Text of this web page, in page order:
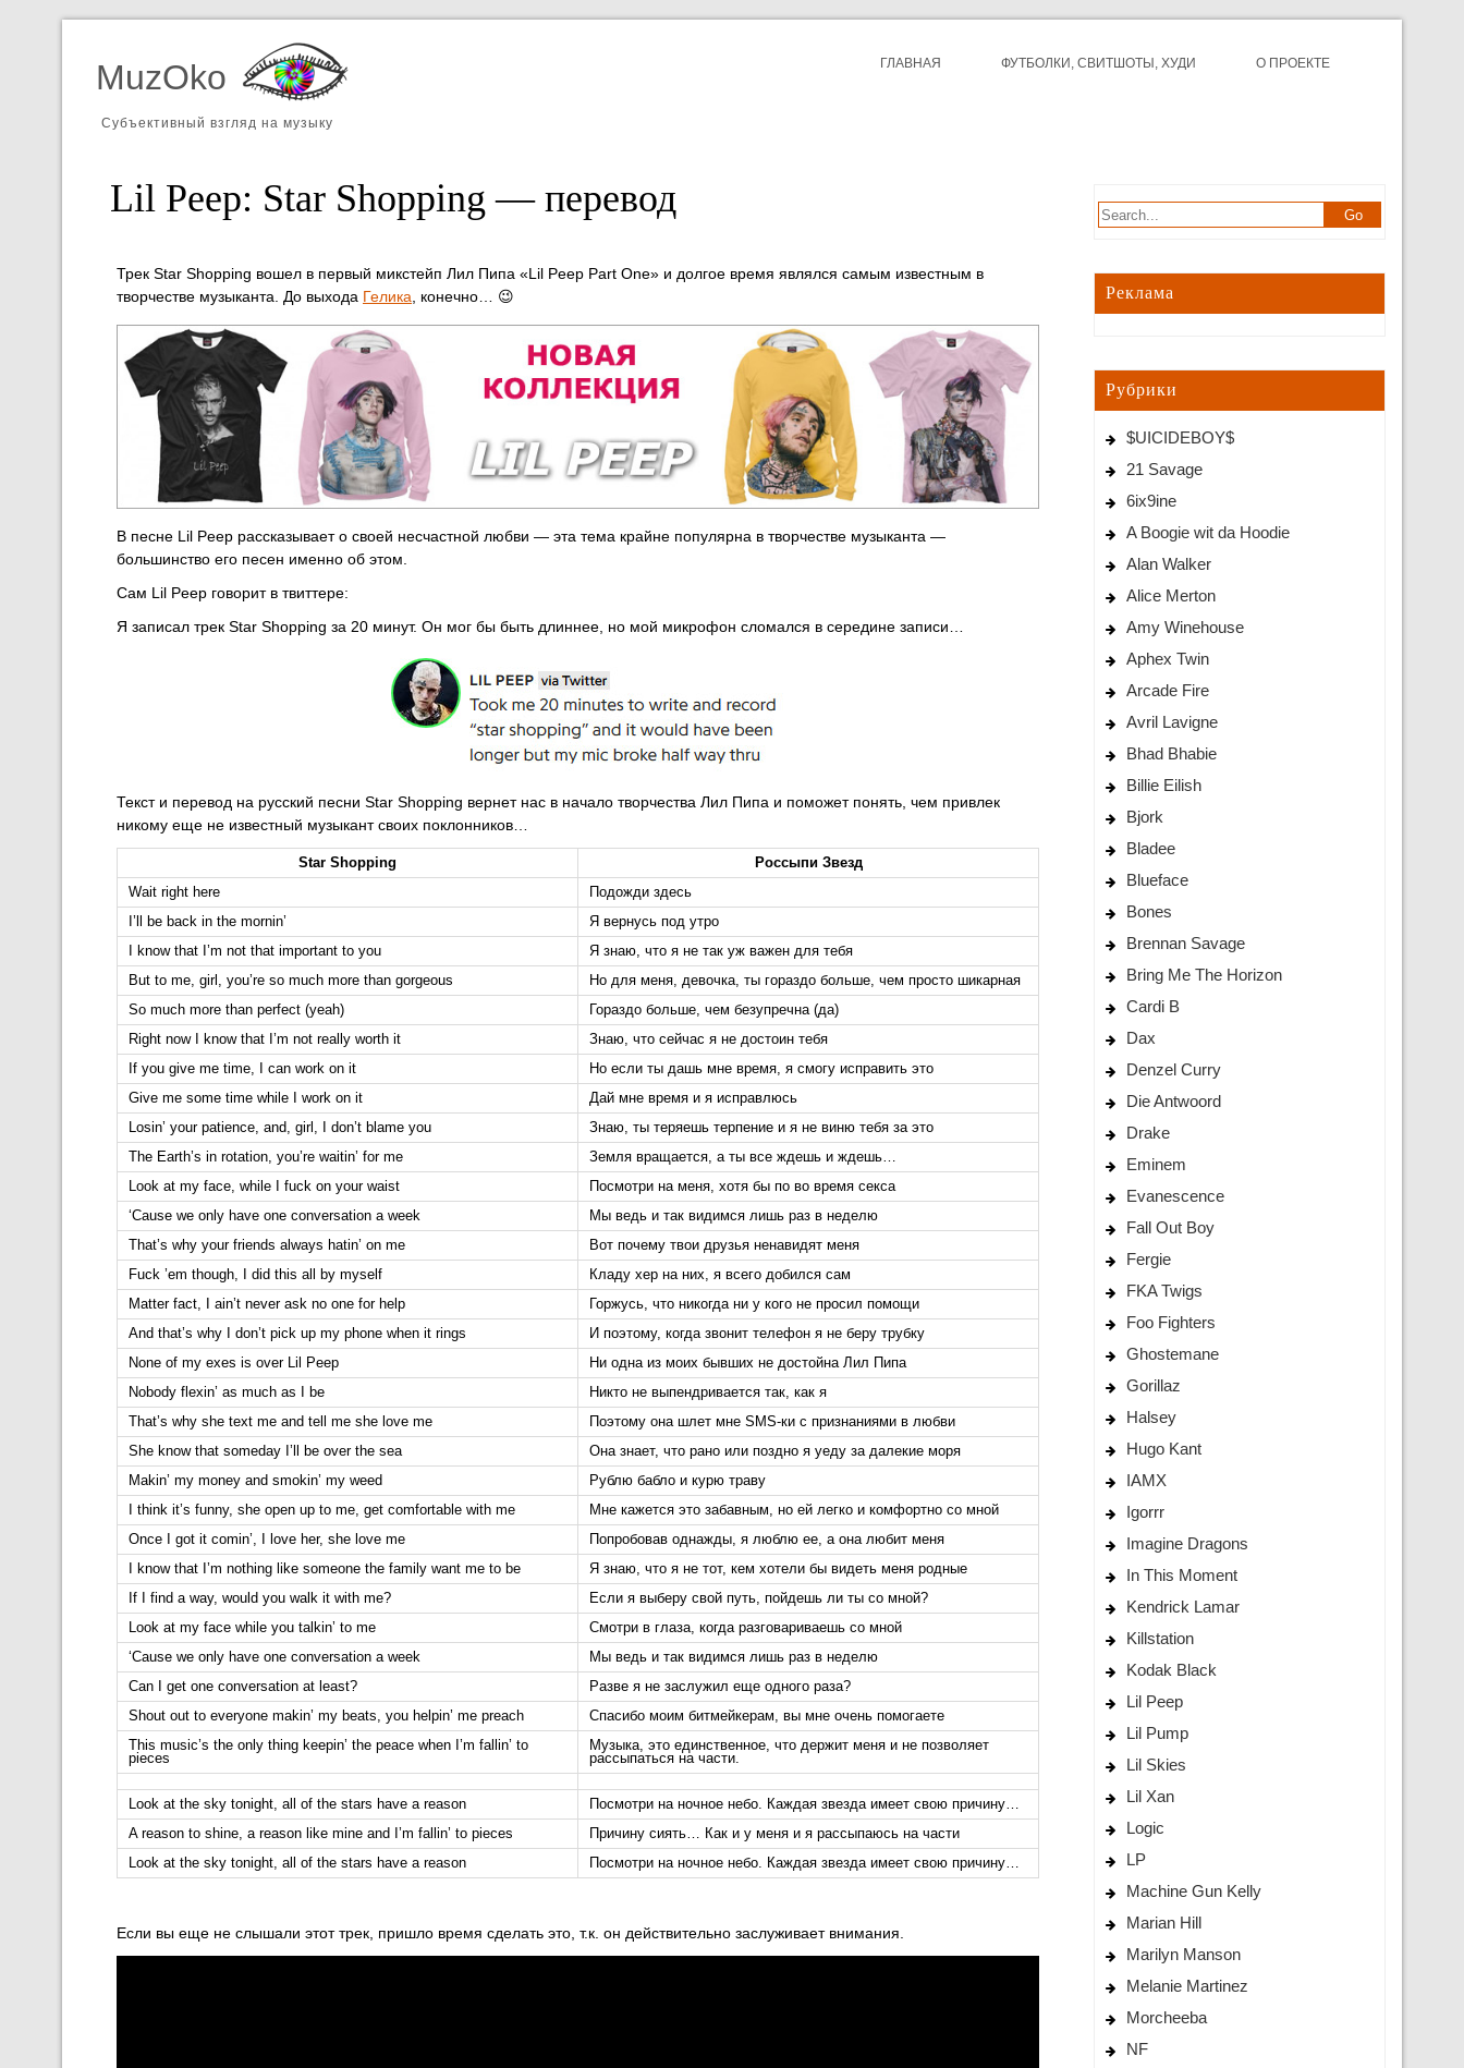
MuzOko
Субъективный взгляд на музыку
ГЛАВНАЯ ФУТБОЛКИ, СВИТШОТЫ, ХУДИ О ПРОЕКТЕ
Lil Peep: Star Shopping — перевод
Трек Star Shopping вошел в первый микстейп Лил Пипа «Lil Peep Part One» и долгое время являлся самым известным в
творчестве музыканта. До выхода Гелика , конечно… 😉
В песне Lil Peep рассказывает о своей несчастной любви — эта тема крайне популярна в творчестве музыканта —
большинство его песен именно об этом.
Сам Lil Peep говорит в твиттере:
Я записал трек Star Shopping за 20 минут. Он мог бы быть длиннее, но мой микрофон сломался в середине записи…
Текст и перевод на русский песни Star Shopping вернет нас в начало творчества Лил Пипа и поможет понять, чем привлек
никому еще не известный музыкант своих поклонников…
Star Shopping
Россыпи Звезд
Wait right here
Подожди здесь
I’ll be back in the mornin’
Я вернусь под утро
I know that I’m not that important to you
Я знаю, что я не так уж важен для тебя
But to me, girl, you’re so much more than gorgeous
Но для меня, девочка, ты гораздо больше, чем просто шикарная
So much more than perfect (yeah)
Гораздо больше, чем безупречна (да)
Right now I know that I’m not really worth it
Знаю, что сейчас я не достоин тебя
If you give me time, I can work on it
Но если ты дашь мне время, я смогу исправить это
Give me some time while I work on it
Дай мне время и я исправлюсь
Losin’ your patience, and, girl, I don’t blame you
Знаю, ты теряешь терпение и я не виню тебя за это
The Earth’s in rotation, you’re waitin’ for me
Земля вращается, а ты все ждешь и ждешь…
Look at my face, while I fuck on your waist
Посмотри на меня, хотя бы по во время секса
‘Cause we only have one conversation a week
Мы ведь и так видимся лишь раз в неделю
That’s why your friends always hatin’ on me
Вот почему твои друзья ненавидят меня
Fuck ’em though, I did this all by myself
Кладу хер на них, я всего добился сам
Matter fact, I ain’t never ask no one for help
Горжусь, что никогда ни у кого не просил помощи
And that’s why I don’t pick up my phone when it rings
И поэтому, когда звонит телефон я не беру трубку
None of my exes is over Lil Peep
Ни одна из моих бывших не достойна Лил Пипа
Nobody flexin’ as much as I be
Никто не выпендривается так, как я
That’s why she text me and tell me she love me
Поэтому она шлет мне SMS-ки с признаниями в любви
She know that someday I’ll be over the sea
Она знает, что рано или поздно я уеду за далекие моря
Makin’ my money and smokin’ my weed
Рублю бабло и курю траву
I think it’s funny, she open up to me, get comfortable with me
Мне кажется это забавным, но ей легко и комфортно со мной
Once I got it comin’, I love her, she love me
Попробовав однажды, я люблю ее, а она любит меня
I know that I’m nothing like someone the family want me to be
Я знаю, что я не тот, кем хотели бы видеть меня родные
If I find a way, would you walk it with me?
Если я выберу свой путь, пойдешь ли ты со мной?
Look at my face while you talkin’ to me
Смотри в глаза, когда разговариваешь со мной
‘Cause we only have one conversation a week
Мы ведь и так видимся лишь раз в неделю
Can I get one conversation at least?
Разве я не заслужил еще одного раза?
Shout out to everyone makin’ my beats, you helpin’ me preach
Спасибо моим битмейкерам, вы мне очень помогаете
This music’s the only thing keepin’ the peace when I’m fallin’ to
pieces
Музыка, это единственное, что держит меня и не позволяет
рассыпаться на части.
Look at the sky tonight, all of the stars have a reason
Посмотри на ночное небо. Каждая звезда имеет свою причину…
A reason to shine, a reason like mine and I’m fallin’ to pieces
Причину сиять… Как и у меня и я рассыпаюсь на части
Look at the sky tonight, all of the stars have a reason
Посмотри на ночное небо. Каждая звезда имеет свою причину…
Если вы еще не слышали этот трек, пришло время сделать это, т.к. он действительно заслуживает внимания.
Реклама
Рубрики
$UICIDEBOY$
21 Savage
6ix9ine
A Boogie wit da Hoodie
Alan Walker
Alice Merton
Amy Winehouse
Aphex Twin
Arcade Fire
Avril Lavigne
Bhad Bhabie
Billie Eilish
Bjork
Bladee
Blueface
Bones
Brennan Savage
Bring Me The Horizon
Cardi B
Dax
Denzel Curry
Die Antwoord
Drake
Eminem
Evanescence
Fall Out Boy
Fergie
FKA Twigs
Foo Fighters
Ghostemane
Gorillaz
Halsey
Hugo Kant
IAMX
Igorrr
Imagine Dragons
In This Moment
Kendrick Lamar
Killstation
Kodak Black
Lil Peep
Lil Pump
Lil Skies
Lil Xan
Logic
LP
Machine Gun Kelly
Marian Hill
Marilyn Manson
Melanie Martinez
Morcheeba
NF